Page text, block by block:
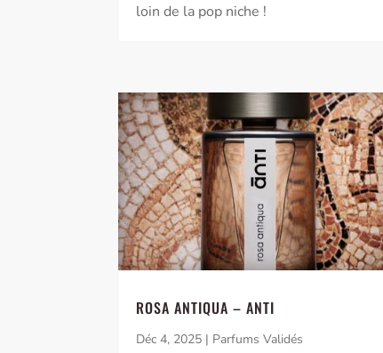
loin de la pop niche !
ROSA ANTIQUA – ANTI
Déc 4, 2025 | Parfums Validés